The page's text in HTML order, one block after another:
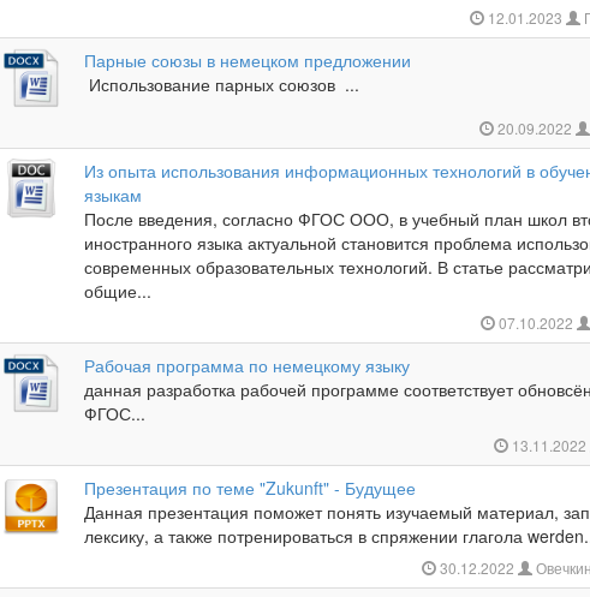
12.01.2023
Парные союзы в немецком предложении
Использование парных союзов ...
20.09.2022
Из опыта использования информационных технологий в
языкам
После введения, согласно ФГОС ООО, в учебный план школ
иностранного языка актуальной становится проблема
современных образовательных технологий. В статье
общие...
07.10.2022
Рабочая программа по немецкому языку
данная разработка рабочей программе соответствует
ФГОС...
13.11.2022
Презентация по теме "Zukunft" - Будущее
Данная презентация поможет понять изучаемый материал,
лексику, а также потренироваться в спряжении глагола
30.12.2022